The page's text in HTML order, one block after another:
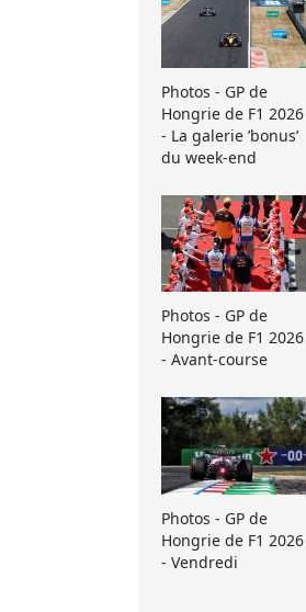
Photos - GP de
Hongrie de F1 2026
- La galerie ’bonus’
du week-end
Photos - GP de
Hongrie de F1 2026
- Avant-course
Photos - GP de
Hongrie de F1 2026
- Vendredi